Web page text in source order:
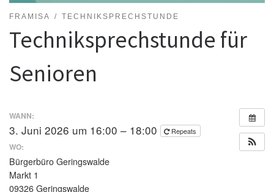
FRAMISA TECHNIKSPRECHSTUNDE
Techniksprechstunde für
Senioren
WANN:
3. Juni 2026 um 16:00 – 18:00 Repeats
WO:
Bürgerbüro Geringswalde
Markt 1
09326 Geringswalde